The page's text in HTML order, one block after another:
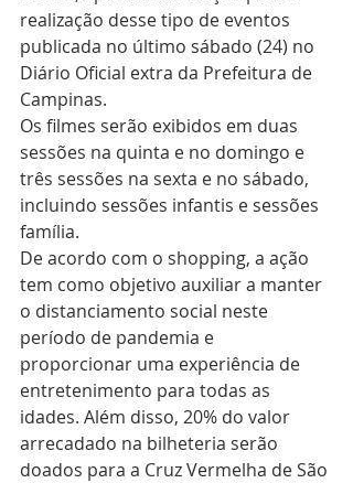
realização desse tipo de eventos
publicada no último sábado (24) no
Diário Oficial extra da Prefeitura de
Campinas.
Os filmes serão exibidos em duas
sessões na quinta e no domingo e
três sessões na sexta e no sábado,
incluindo sessões infantis e sessões
família.
De acordo com o shopping, a ação
tem como objetivo auxiliar a manter
o distanciamento social neste
período de pandemia e
proporcionar uma experiência de
entretenimento para todas as
idades. Além disso, 20% do valor
arrecadado na bilheteria serão
doados para a Cruz Vermelha de São